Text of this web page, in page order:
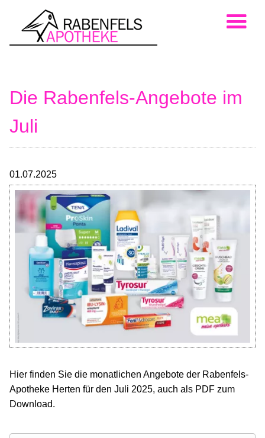
Die Rabenfels-Angebote im
Juli
01.07.2025
Hier finden Sie die monatlichen Angebote der Rabenfels-
Apotheke Herten für den Juli 2025, auch als PDF zum
Download.